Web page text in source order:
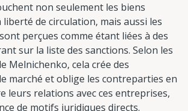
non seulement les biens
de circulation, mais aussi les
perçues comme étant liées à des
sur la liste des sanctions. Selon les
Melnichenko, cela crée des
marché et oblige les contreparties en
leurs relations avec ces entreprises,
de motifs juridiques directs.